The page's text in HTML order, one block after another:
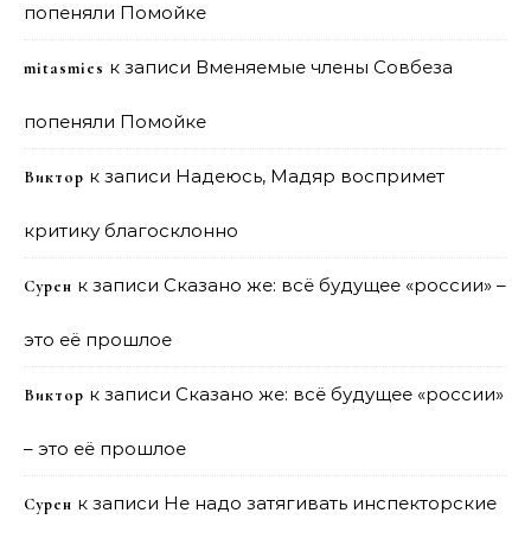
попеняли Помойке
mitasmies к записи Вменяемые члены Совбеза
попеняли Помойке
Виктор к записи Надеюсь, Мадяр воспримет
критику благосклонно
Сурен к записи Сказано же: всё будущее «россии» –
это её прошлое
Виктор к записи Сказано же: всё будущее «россии»
– это её прошлое
Сурен к записи Не надо затягивать инспекторские